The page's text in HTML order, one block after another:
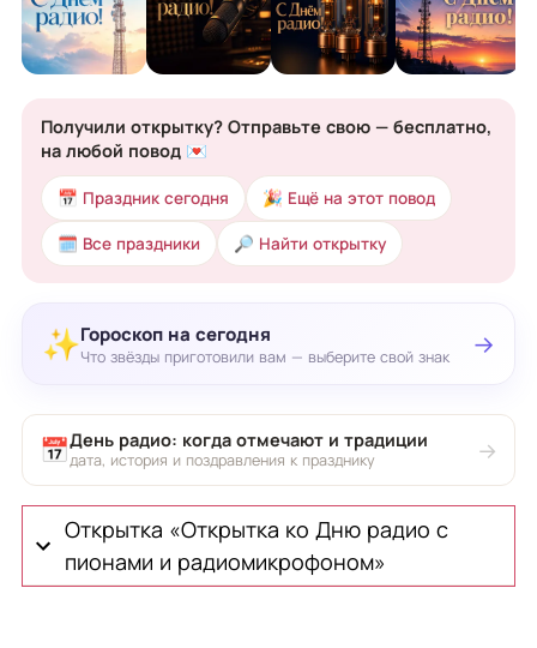
Получили открытку? Отправьте свою — бесплатно,
на любой повод 💌
📅 Праздник сегодня 🎉 Ещё на этот повод
🗓 Все праздники 🔎 Найти открытку
✨Гороскоп на сегодня
Что звёзды приготовили вам — выберите свой знак →
📅День радио: когда отмечают и традиции
дата, история и поздравления к празднику →
Открытка «Открытка ко Дню радио с
пионами и радиомикрофоном»